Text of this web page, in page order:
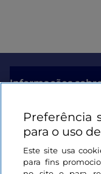
Informações
Ligações úteis
Iniciar sessão
Preferência
para o uso
Este site usa
para fins